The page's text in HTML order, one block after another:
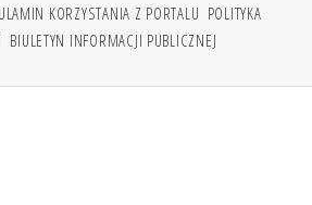
KORZYSTANIA Z PORTALU POLITYKA
BIULETYN INFORMACJI PUBLICZNEJ